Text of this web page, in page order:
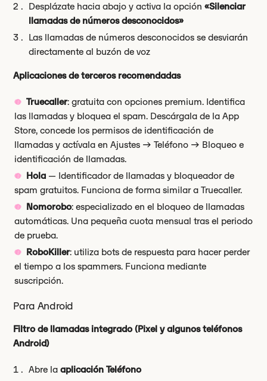
Desplázate hacia abajo y activa la opción«Silenciar
llamadas de números desconocidos»
Las llamadas de números desconocidos se desviarán
directamente al buzón de voz
Aplicaciones de terceros recomendadas
Truecaller: gratuita con opciones premium. Identifica
las llamadas y bloquea el spam. Descárgala de la App
Store, concede los permisos de identificación de
llamadas y actívala en Ajustes → Teléfono → Bloqueo e
identificación de llamadas.
Hola — Identificador de llamadas y bloqueador de
spam gratuitos. Funciona de forma similar a Truecaller.
Nomorobo: especializado en el bloqueo de llamadas
automáticas. Una pequeña cuota mensual tras el periodo
de prueba.
RoboKiller: utiliza bots de respuesta para hacer perder
el tiempo a los spammers. Funciona mediante
suscripción.
Para Android
Filtro de llamadas integrado (Pixel y algunos teléfonos
Android)
Abre laaplicación Teléfono